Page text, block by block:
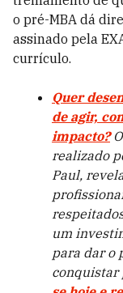
o pré-MBA dá
assinado pela
currículo.
Quer
de agir,
impacto?O
realizado
Paul,
um
para dar o
conquistar